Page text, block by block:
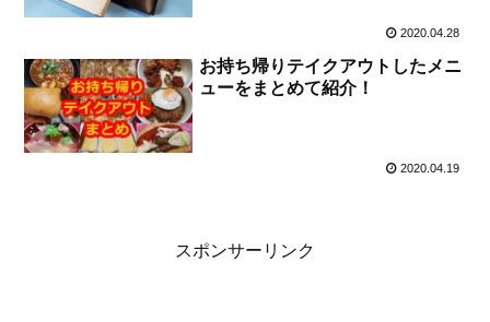
2020.04.28
お持ち帰りテイクアウトしたメニ
ューをまとめて紹介！
2020.04.19
スポンサーリンク